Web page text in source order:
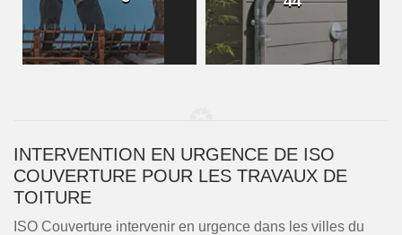
INTERVENTION EN URGENCE DE ISO
COUVERTURE POUR LES TRAVAUX DE
TOITURE
ISO Couverture intervenir en urgence dans les villes du